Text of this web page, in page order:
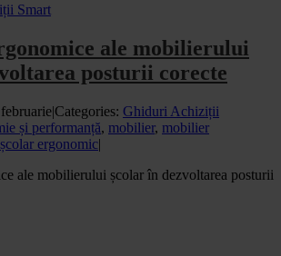
Smart
ale mobilierului
posturii corecte
|Categories: Ghiduri Achiziții
și performanță, mobilier, mobilier
ergonomic|
ale mobilierului școlar în dezvoltarea posturii